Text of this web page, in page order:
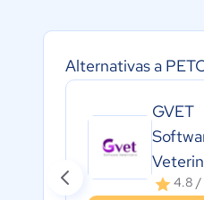
Alternativas a
GVET
4.8 /